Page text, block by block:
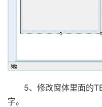
5、修改窗体里面的
字。